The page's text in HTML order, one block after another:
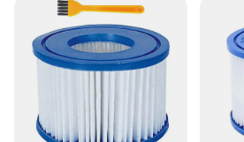
pumps
Usage: Ideal for maintaining
or spa
Parts and Accessories: Includes
components for a complete filter
Features:
|Wholesale|Vendors|